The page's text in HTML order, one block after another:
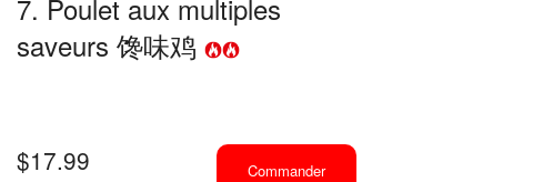
7. Poulet aux multiples
saveurs 馋味鸡
$17.99 Commander